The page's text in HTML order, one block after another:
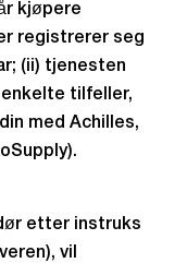
kjøpere
registrerer seg
(ii) tjenesten
enkelte tilfeller,
med Achilles,
etter instruks
vil